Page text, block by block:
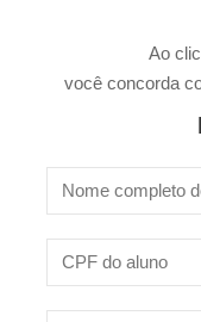
Ao
você concorda